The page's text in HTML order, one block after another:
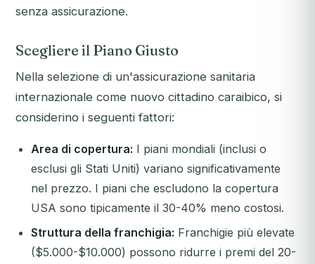
senza assicurazione.
Scegliere il Piano Giusto
Nella selezione di un'assicurazione sanitaria
internazionale come nuovo cittadino caraibico, si
considerino i seguenti fattori:
Area di copertura: I piani mondiali (inclusi o
esclusi gli Stati Uniti) variano significativamente
nel prezzo. I piani che escludono la copertura
USA sono tipicamente il 30-40% meno costosi.
Struttura della franchigia: Franchigie più elevate
($5.000-$10.000) possono ridurre i premi del 20-